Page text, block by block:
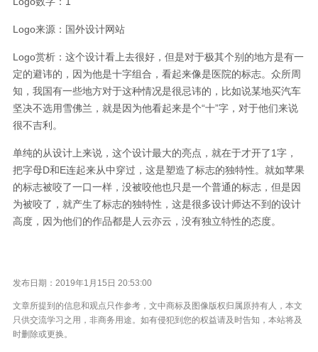
Logo来源：国外设计网站
Logo赏析：这个设计看上去很好，但是对于极其个别的地方是有一
定的避讳的，因为他是十字组合，看起来像是医院的标志。众所周
知，我国有一些地方对于这种情况是很忌讳的，比如说某地买汽车
坚决不选用雪佛兰，就是因为他看起来是个“十”字，对于他们来说
很不吉利。
单纯的从设计上来说，这个设计最大的亮点，就在于才开了1字，
把字母D和E连起来从中穿过，这是塑造了标志的独特性。就如苹果
的标志被咬了一口一样，没被咬他也只是一个普通的标志，但是因
为被咬了，就产生了标志的独特性，这是很多设计师达不到的设计
高度，因为他们的作品都是人云亦云，没有独立特性的态度。
发布日期：2019年1月15日 20:53:00
文章所提到的信息和观点只作参考，文中商标及图像版权归属原持有人，本文
只供交流学习之用，非商务用途。如有侵犯到您的权益请及时告知，本站将及
时删除或更换。